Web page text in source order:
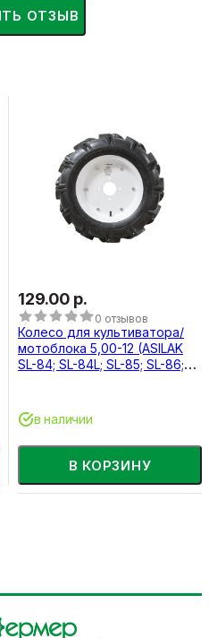
ОТЗЫВ
129.00 р.
0 отзывов
Колесо для культиватора/
мотоблока 5,00-12 (ASILAK
SL-84; SL-84L; SL-85; SL-86;
В КОРЗИНУ
в наличии